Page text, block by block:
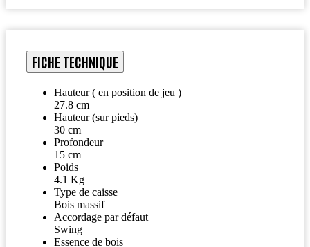
FICHE TECHNIQUE
Hauteur ( en position de jeu )
27.8 cm
Hauteur (sur pieds)
30 cm
Profondeur
15 cm
Poids
4.1 Kg
Type de caisse
Bois massif
Accordage par défaut
Swing
Essence de bois